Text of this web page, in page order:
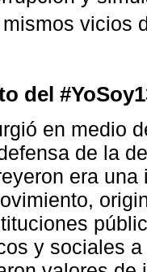
vicios
del
en medio
de la
era
y sociales